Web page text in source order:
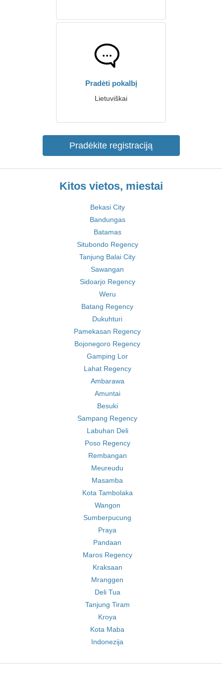
Pradėti pokalbį
Lietuviškai
Pradėkite registraciją
Kitos vietos, miestai
Bekasi City
Bandungas
Batamas
Situbondo Regency
Tanjung Balai City
Sawangan
Sidoarjo Regency
Weru
Batang Regency
Dukuhturi
Pamekasan Regency
Bojonegoro Regency
Gamping Lor
Lahat Regency
Ambarawa
Amuntai
Besuki
Sampang Regency
Labuhan Deli
Poso Regency
Rembangan
Meureudu
Masamba
Kota Tambolaka
Wangon
Sumberpucung
Praya
Pandaan
Maros Regency
Kraksaan
Mranggen
Deli Tua
Tanjung Tiram
Kroya
Kota Maba
Indonezija